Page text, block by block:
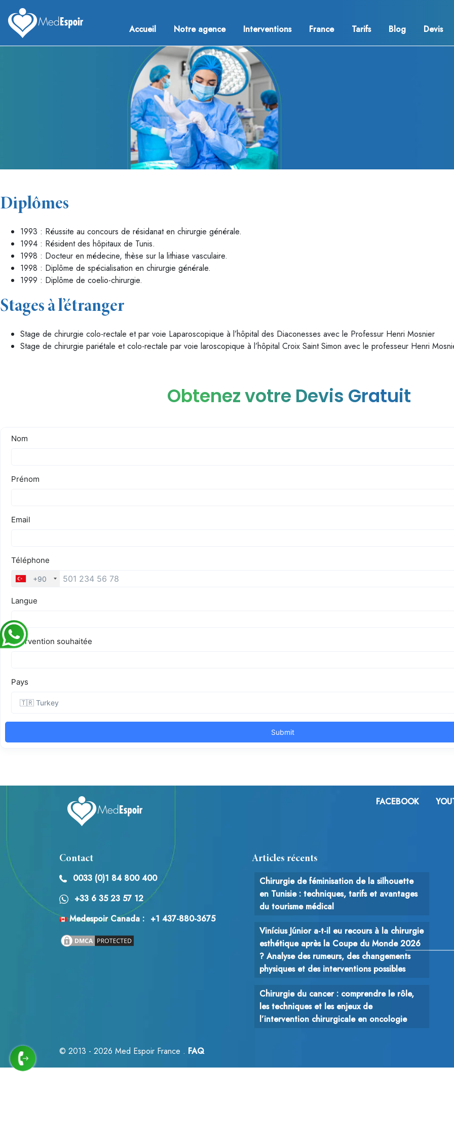
content
Medespoir France
Chirurgie esthetique Tunisie
Accueil Notre agence Interventions France Tarifs Blog Devis
Diplômes
1993 : Réussite au concours de résidanat en chirurgie générale.
1994 : Résident des hôpitaux de Tunis.
1998 : Docteur en médecine, thèse sur la lithiase vasculaire.
1998 : Diplôme de spécialisation en chirurgie générale.
1999 : Diplôme de coelio-chirurgie.
Stages à l’étranger
Stage de chirurgie colo-rectale et par voie Laparoscopique à l’hôpital des Diaconesses avec le Professur Henri Mosnier
Stage de chirurgie pariétale et colo-rectale par voie laroscopique à l’hôpital Croix Saint Simon avec le professeur Henri
Obtenez votre Devis Gratuit
FACEBOOK
Contact
0033 (0)1 84 800 400
+33 6 35 23 57 12
Medespoir Canada : +1 437-880-3675
Articles récents
Chirurgie de féminisation de la silhouette
en Tunisie : techniques, tarifs et avantages
du tourisme médical
Vinícius Júnior a-t-il eu recours à la chirurgie
esthétique après la Coupe du Monde 2026
? Analyse des rumeurs, des changements
physiques et des interventions possibles
Chirurgie du cancer : comprendre le rôle,
les techniques et les enjeux de
l’intervention chirurgicale en oncologie
© 2013 - 2026 Med Espoir France . FAQ